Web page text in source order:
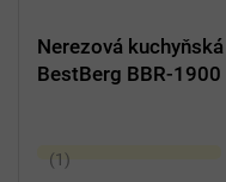
Nerezová
BestBerg BBR-1900
Průměrné